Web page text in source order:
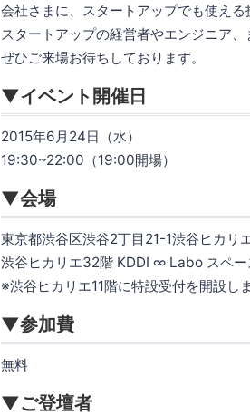
会社さまに、スタートアップでも使える
スタートアップの経営者やエンジニア
ぜひご来場お待ちしております。
▼イベント開催日
2015年6月24日（水）
19:30~22:00（19:00開場）
▼会場
東京都渋谷区渋谷2丁目21-1渋谷ヒカリ
渋谷ヒカリエ32階 KDDI ∞ Labo スペー
※渋谷ヒカリエ11階に特設受付を開設し
▼参加費
無料
▼ご登壇者